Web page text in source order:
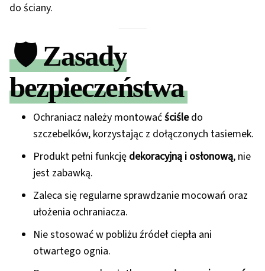
do ściany.
🛡️Zasady
bezpieczeństwa
Ochraniacz należy montowaćściśledo
szczebelków, korzystając z dołączonych tasiemek.
Produkt pełni funkcję dekoracyjną i osłonową, nie
jest zabawką.
Zaleca się regularne sprawdzanie mocowań oraz
ułożenia ochraniacza.
Nie stosować w pobliżu źródeł ciepła ani
otwartego ognia.